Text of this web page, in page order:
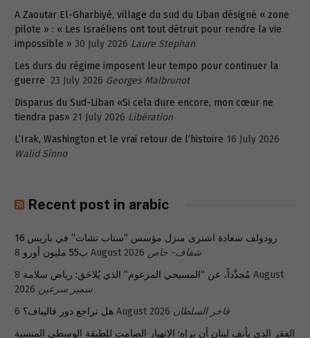
A Zaoutar El-Gharbiyé, village du sud du Liban désigné « zone
pilote » : « Les Israéliens ont tout détruit pour rendre la vie
impossible » 30 July 2026 Laure Stephan
Les durs du régime imposent leur tempo pour continuer la
guerre 23 July 2026 Georges Malbrunot
Disparus du Sud-Liban «Si cela dure encore, mon cœur ne
tiendra pas» 21 July 2026 Libération
L’Irak, Washington et le vrai retour de l’histoire 16 July 2026
Walid Sinno
Recent post in arabic
رودولف سعادة اشترى منزل مؤسس “سناب تشات” في باريس 16
ب55 مليون أورو 8 August 2026 شفاف- خاص
مُجدَّداً، عن “المسيحي المزعوم” الذي يُلاحَق: رياض سلامة 8 August
2026 سمير سرعين
هل تراجع دور قاليباف؟ 6 August 2026 فاخر السلطان
الفقر الذي يأنف لبنان أن يراه: الانهيار الصامت للطبقة الوسطى المنسية